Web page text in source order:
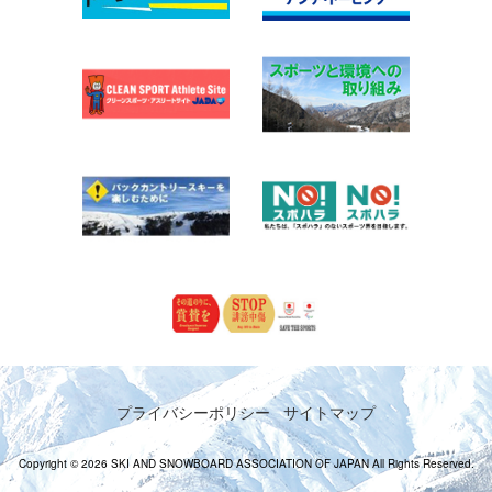
プライバシーポリシー サイトマップ
Copyright © 2026 SKI AND SNOWBOARD ASSOCIATION OF JAPAN All Rights Reserved.